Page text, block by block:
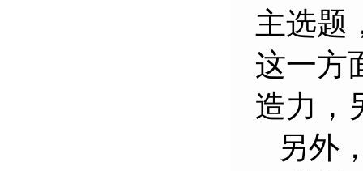
主选题
这一方
造力，
另外